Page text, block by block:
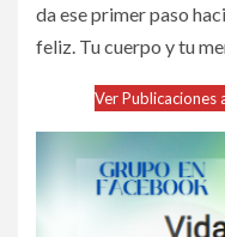
da ese primer paso
feliz. Tu cuerpo y tu
Ver Publicaciones